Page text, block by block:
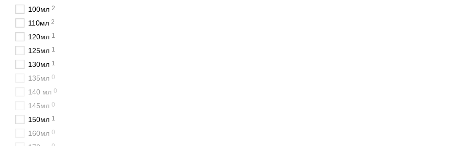
100мл 2
110мл 2
120мл 1
125мл 1
130мл 1
135мл 0
140 мл 0
145мл 0
150мл 1
160мл 0